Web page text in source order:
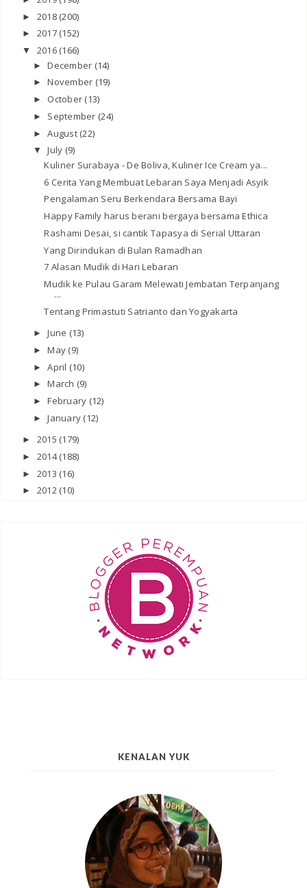
► 2018 (200)
► 2017 (152)
▼ 2016 (166)
►December (14)
►November (19)
► October (13)
► September (24)
►August (22)
▼July (9)
Kuliner Surabaya - De Boliva, Kuliner Ice Cream ya...
6 Cerita Yang Membuat Lebaran Saya Menjadi Asyik
Pengalaman Seru Berkendara Bersama Bayi
Happy Family harus berani bergaya bersama Ethica
Rashami Desai, si cantik Tapasya di Serial Uttaran
Yang Dirindukan di Bulan Ramadhan
7 Alasan Mudik di Hari Lebaran
Mudik ke Pulau Garam Melewati Jembatan Terpanjang
...
Tentang Primastuti Satrianto dan Yogyakarta
►June (13)
►May (9)
►April (10)
►March (9)
►February (12)
►January (12)
► 2015 (179)
► 2014(188)
► 2013 (16)
► 2012 (10)
KENALAN YUK